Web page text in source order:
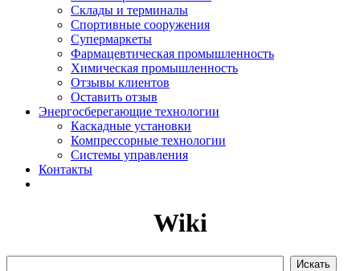
Склады и терминалы
Спортивные сооружения
Супермаркеты
Фармацевтическая промышленность
Химическая промышленность
Отзывы клиентов
Оставить отзыв
Энергосберегающие технологии
Каскадные установки
Компрессорные технологии
Системы управления
Контакты
Wiki